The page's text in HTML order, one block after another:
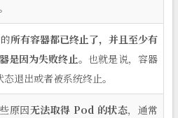
所有容器都已终止了，并且至少有
是因为失败终止。也就是说，容器
态退出或者被系统终止。
原因无法取得 Pod 的状态，通常